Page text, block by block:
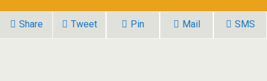
Share Tweet Pin Mail SMS